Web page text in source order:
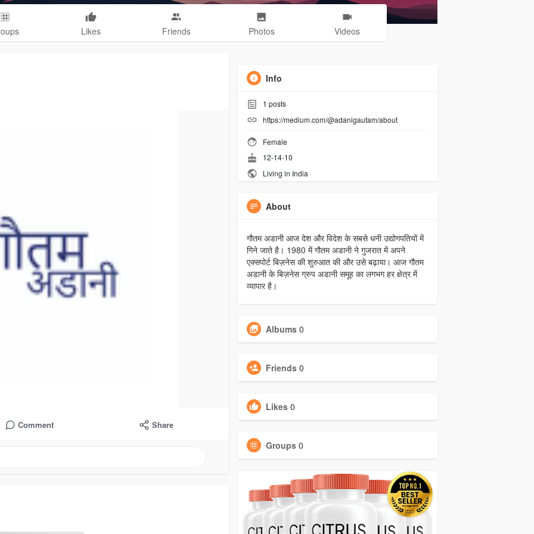
Likes Friends Photos Videos
Comment Share
Info
1 posts
https://medium.com/@adanigautam/about
Female
12-14-10
Living in India
About
गौतम अडानी आज देश और विदेश के सबसे धनी उद्योगपतियों में
गिने जाते है। 1980 में गौतम अडानी ने गुजरात में अपने
एक्सपोर्ट बिज़नेस की शुरुआत की और उसे बढ़ाया। आज गौतम
अडानी के बिज़नेस ग्रुप अडानी समूह का लगभग हर क्षेत्र में
व्यापार है।
Albums 0
Friends 0
Likes 0
Groups 0